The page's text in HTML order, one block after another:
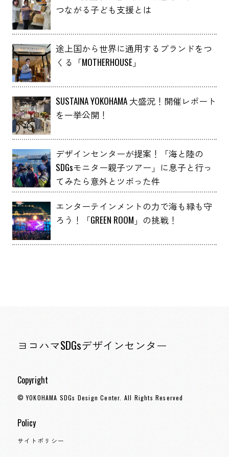
つながる子ども支援とは
途上国から世界に通用するブランドをつ
くる「MOTHERHOUSE」
SUSTAINA YOKOHAMA 大盛況！開催レポート
を一挙公開！
デザインセンターが提案！「海と陸の
SDGsモニター親子ツアー」に息子と行っ
てみたら意外とツボった件
エンターテインメントの力で海も緑も守
ろう！「GREEN ROOM」の挑戦！
ヨコハマSDGsデザインセンター
Copyright
© YOKOHAMA SDGs Design Center. All Rights Reserved
Policy
サイトポリシー